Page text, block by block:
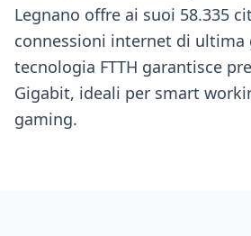
Legnano offre ai suoi 58.335
connessioni internet di ultima
tecnologia FTTH garantisce
Gigabit, ideali per smart
gaming.